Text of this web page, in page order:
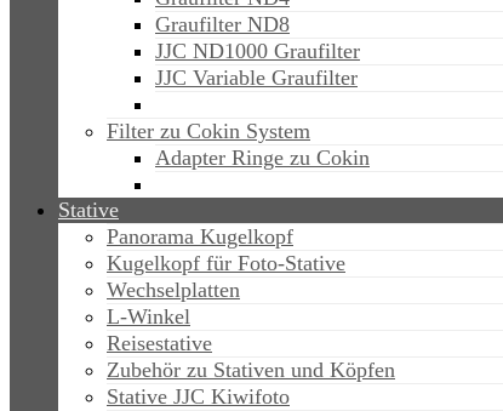
Graufilter ND8
JJC ND1000 Graufilter
JJC Variable Graufilter
Filter zu Cokin System
Adapter Ringe zu Cokin
Stative
Panorama Kugelkopf
Kugelkopf für Foto-Stative
Wechselplatten
L-Winkel
Reisestative
Zubehör zu Stativen und Köpfen
Stative JJC Kiwifoto